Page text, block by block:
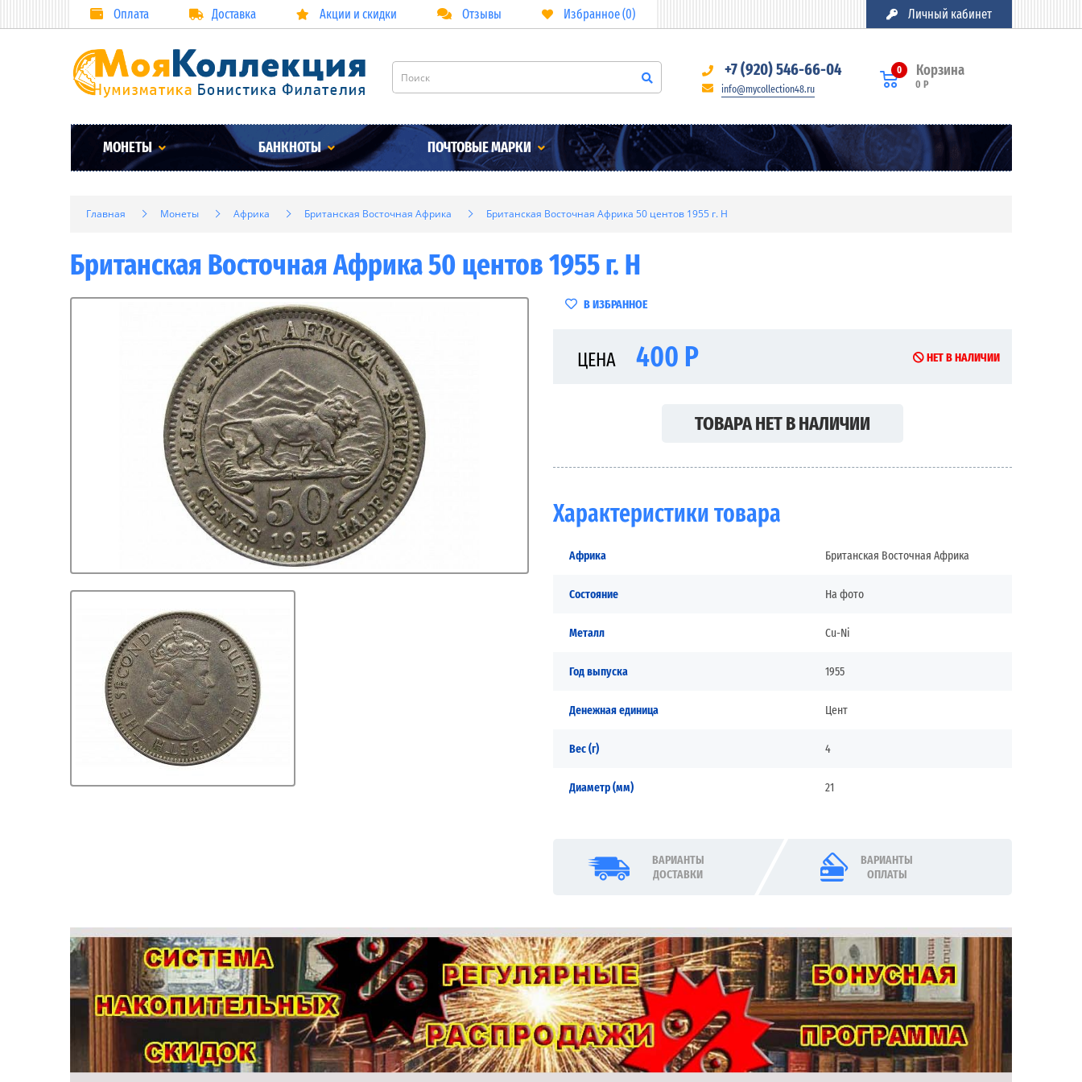
Оплата Доставка Акции и скидки Отзывы Избранное (0) Личный кабинет
+7 (920) 546-66-04
info@mycollection48.ru
Корзина
0
0 Р
МОНЕТЫ БАНКНОТЫ ПОЧТОВЫЕ МАРКИ
Главная Монеты Африка Британская Восточная Африка Британская Восточная Африка 50 центов 1955 г. H
Британская Восточная Африка 50 центов 1955 г. H
В ИЗБРАННОЕ
ЦЕНА 400 Р НЕТ В НАЛИЧИИ
ТОВАРА НЕТ В НАЛИЧИИ
Характеристики товара
Африка Британская Восточная Африка
Состояние На фото
Металл Cu-Ni
Год выпуска 1955
Денежная единица Цент
Вес (г) 4
Диаметр (мм) 21
ВАРИАНТЫ
ДОСТАВКИ
ВАРИАНТЫ
ОПЛАТЫ